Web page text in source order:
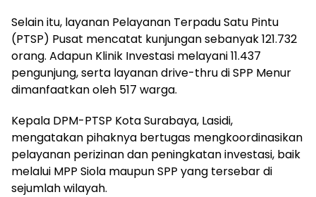
Selain itu, layanan Pelayanan Terpadu Satu Pintu
(PTSP) Pusat mencatat kunjungan sebanyak 121.732
orang. Adapun Klinik Investasi melayani 11.437
pengunjung, serta layanan drive-thru di SPP Menur
dimanfaatkan oleh 517 warga.
Kepala DPM-PTSP Kota Surabaya, Lasidi,
mengatakan pihaknya bertugas mengkoordinasikan
pelayanan perizinan dan peningkatan investasi, baik
melalui MPP Siola maupun SPP yang tersebar di
sejumlah wilayah.